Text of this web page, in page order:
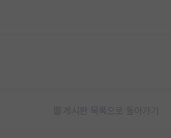
게시판 목록으로 돌아가기